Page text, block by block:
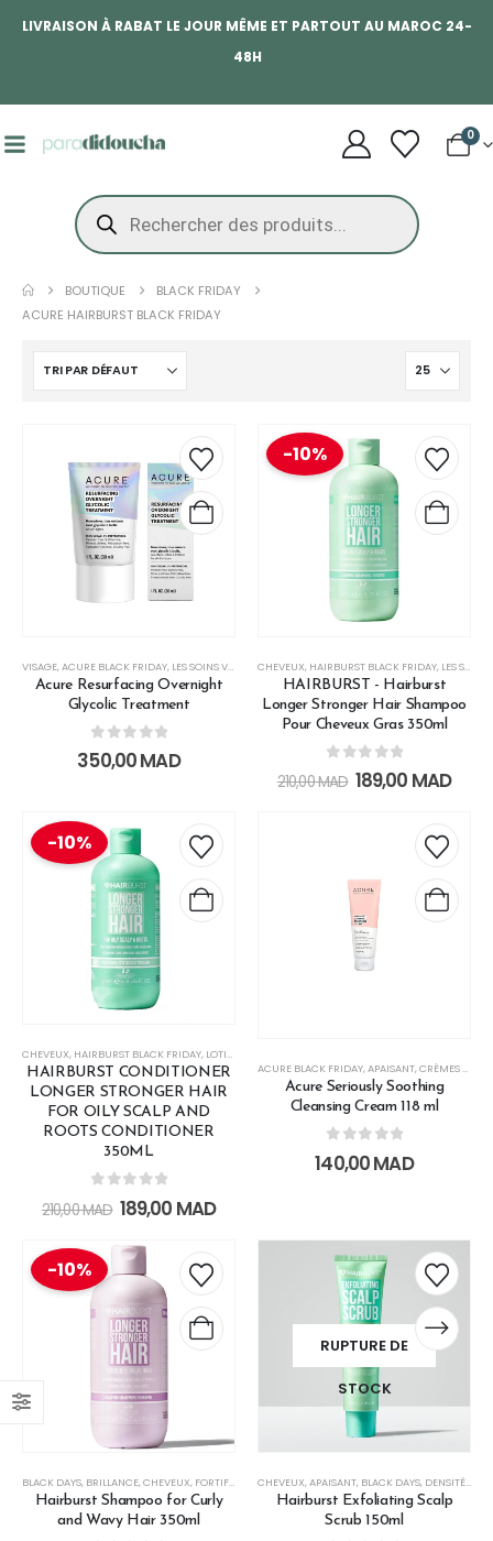
LIVRAISON À RABAT LE JOUR MÊME ET PARTOUT AU MAROC 24-
48H
0
BOUTIQUE
BLACK FRIDAY
ACURE HAIRBURST BLACK FRIDAY
VISAGE,ACURE BLACK FRIDAY, LES SOINS VISAGE
Acure Resurfacing Overnight
Glycolic Treatment
0 out of 5
350,00MAD
-10%
CHEVEUX, HAIRBURST BLACK FRIDAY, LES SOINS CHEVEUX
HAIRBURST - Hairburst
Longer Stronger Hair Shampoo
Pour Cheveux Gras 350ml
out of 5
210,00MAD 189,00 MAD
-10%
CHEVEUX, HAIRBURST BLACK FRIDAY, LOTIONS
HAIRBURST CONDITIONER
LONGER STRONGER HAIR
FOR OILY SCALP AND
ROOTS CONDITIONER
350ML
out of 5
210,00MAD 189,00 MAD
ACURE BLACK FRIDAY,APAISANT,CRÈMES DE JOUR
Acure Seriously Soothing
Cleansing Cream 118 ml
0out of 5
140,00MAD
-10%
BLACK DAYS, BRILLANCE,CHEVEUX, FORTIFIANT HAIRBURST BLACK FRIDAY,LES SOINS CHEVEUX
Hairburst Shampoo for Curly
and Wavy Hair 350ml
RUPTURE DE
STOCK
CHEVEUX, APAISANT, BLACK DAYS, DENSITÉ
Hairburst Exfoliating Scalp
Scrub 150ml